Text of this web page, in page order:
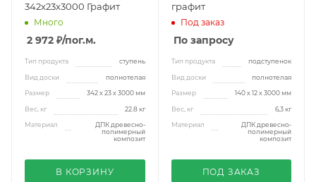
342х23х3000 Графит
Много
2 972 ₽/пог.м.
Тип продукта ступень
Вид доски полнотелая
Размер 342 х 23 х 3000 мм
Вес, кг 22.8 кг
Материал
ДПК древесно-
полимерный
композит
В КОРЗИНУ
графит
Под заказ
По запросу
Тип продукта подступенок
Вид доски полнотелая
Размер 140 х 12 х 3000 мм
Вес, кг 6,3 кг
Материал
ДПК древесно-
полимерный
композит
ПОД ЗАКАЗ